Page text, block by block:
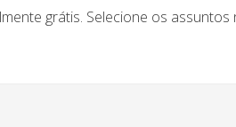
grátis. Selecione os assuntos